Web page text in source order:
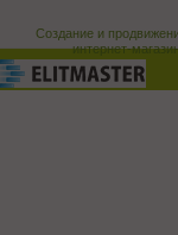
Создание и
интернет-